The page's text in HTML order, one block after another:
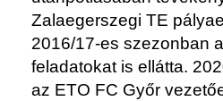
Zalaegerszegi TE
2016/17-es szezonban
feladatokat is ellátta.
az ETO FC Győr